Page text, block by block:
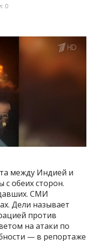
0
между Индией и
с обеих сторон.
СМИ
Дели называет
против
на атаки по
— в репортаже